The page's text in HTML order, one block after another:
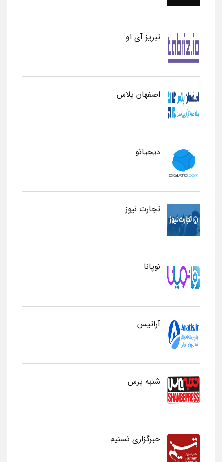
تبریز آی او
اصفهان پلاس
دیجیاتو
تجارت نیوز
نوپانا
آراتیس
شنبه پرس
خبرگزاری تسنیم